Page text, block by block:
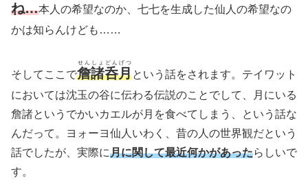
ね…本人の希望なのか、七七を生成した仙人の希望なの
かは知らんけども……
そしてここで詹諸呑月
せんしょどんげつ
という話をされます。テイワット
においては沈玉の谷に伝わる伝説のことでして、月にいる
詹諸というでかいカエルが月を食べてしまう、という話な
んだって。ヨォーヨ仙人いわく、昔の人の世界観だという
話でしたが、実際に月に関して最近何かがあったらしいで
す。